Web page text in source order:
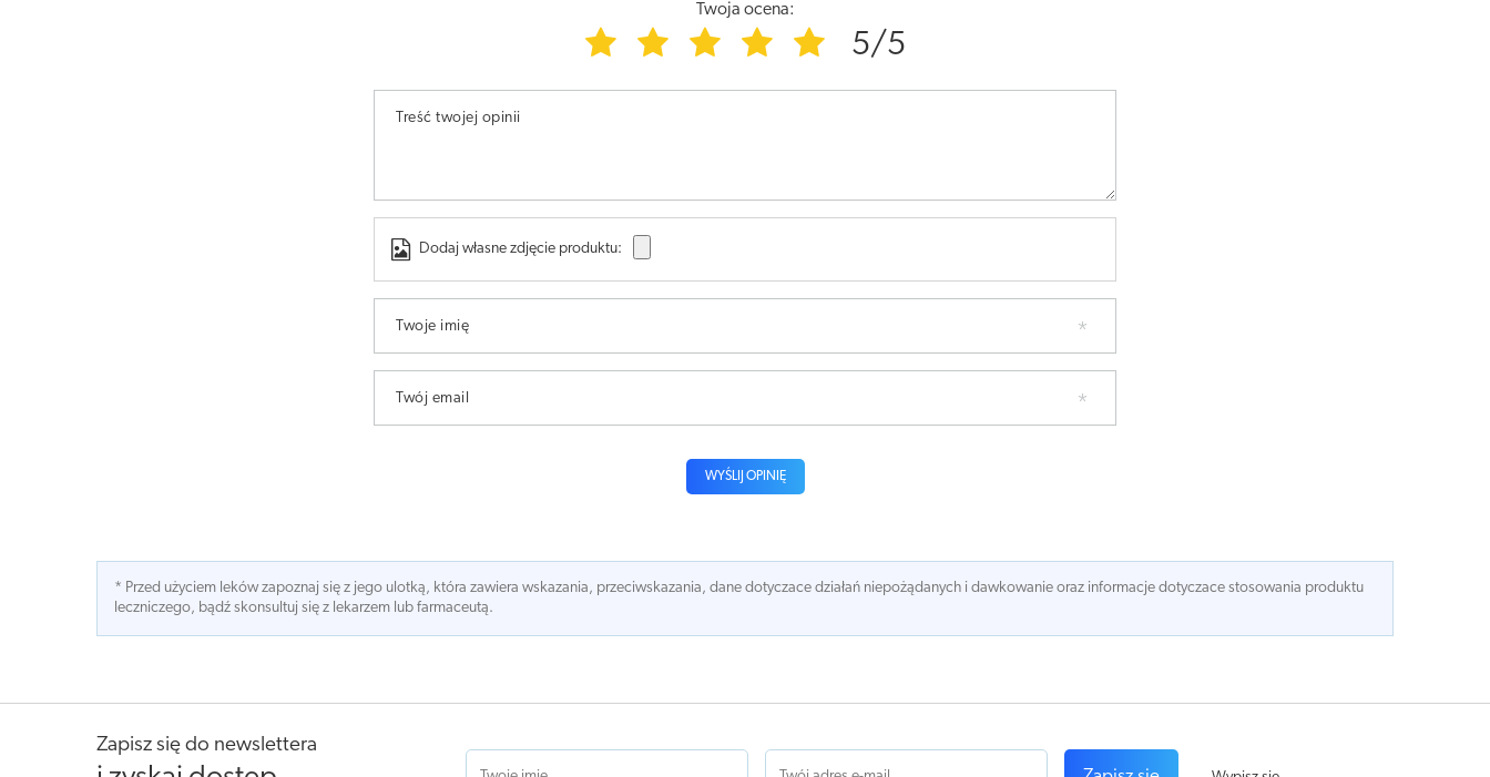
Twoja ocena:
5/5
Treść twojej opinii
Dodaj własne zdjęcie produktu:
Twoje imię
Twój email
WYŚLIJ OPINIĘ
* Przed użyciem leków zapoznaj się z jego ulotką, która zawiera wskazania, przeciwskazania, dane dotyczace działań niepożądanych i dawkowanie oraz informacje dotyczace stosowania produktu
leczniczego, bądź skonsultuj się z lekarzem lub farmaceutą.
Zapisz się do newslettera